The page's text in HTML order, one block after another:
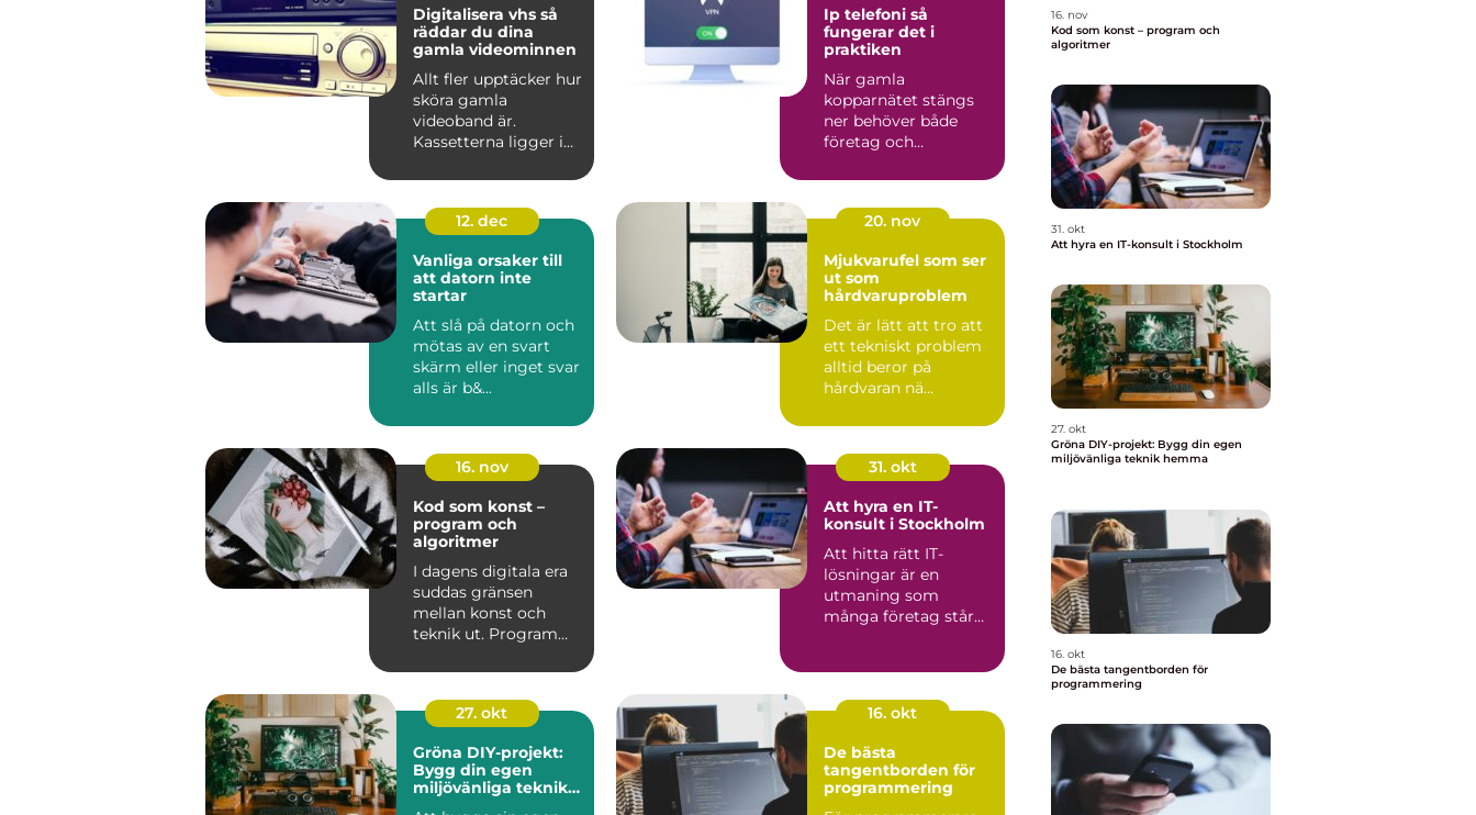
Digitalisera vhs så
räddar du dina
gamla videominnen
Allt fler upptäcker hur
sköra gamla
videoband är.
Kassetterna ligger i
samtidig...
Ip telefoni så
fungerar det i
praktiken
När gamla
kopparnätet stängs
ner behöver både
företag och
över sin telefoni.
Många...
12. dec
Vanliga orsaker till
att datorn inte
startar
Att slå på datorn och
mötas av en svart
skärm eller inget svar
alls är b&...
20. nov
Mjukvarufel som ser
ut som
hårdvaruproblem
Det är lätt att tro att
ett tekniskt problem
alltid beror på
hårdvaran nä...
16. nov
Kod som konst –
program och
algoritmer
I dagens digitala era
suddas gränsen
mellan konst och
teknik ut. Program
ska...
31. okt
Att hyra en IT-
konsult i Stockholm
Att hitta rätt IT-
lösningar är en
utmaning som
många företag står
27. okt
Gröna DIY-projekt:
Bygg din egen
miljövänliga teknik
16. okt
De bästa
tangentborden för
programmering
16. nov
Kod som konst – program och
algoritmer
31. okt
Att hyra en IT-konsult i Stockholm
27. okt
Gröna DIY-projekt: Bygg din egen
miljövänliga teknik hemma
16. okt
De bästa tangentborden för
programmering